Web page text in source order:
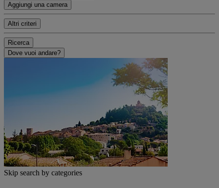
Aggiungi una camera
Altri criteri
Ricerca
Dove vuoi andare?
Skip search by categories